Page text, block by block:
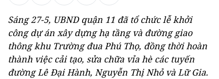
Sáng 27-5, UBND quận 11 đã tổ chức lễ khởi
công dự án xây dựng hạ tầng và đường giao
thông khu Trường đua Phú Thọ, đồng thời hoàn
thành việc cải tạo, sửa chữa vỉa hè các tuyến
đường Lê Đại Hành, Nguyễn Thị Nhỏ và Lữ Gia.